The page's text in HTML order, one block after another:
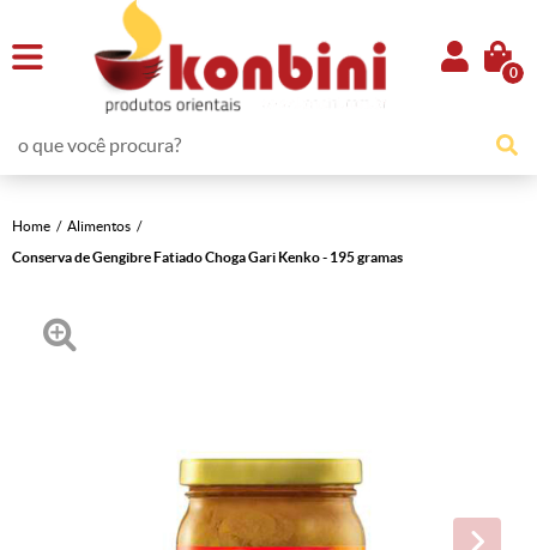
0
Home
Alimentos
Conserva de Gengibre Fatiado Choga Gari Kenko - 195 gramas